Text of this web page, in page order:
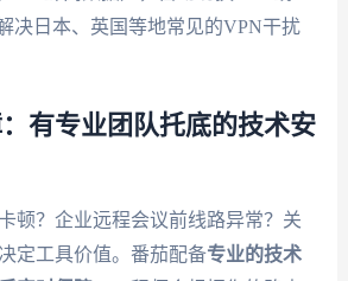
决日本、英国等地常见的VPN干扰
有专业团队托底的技术安
顿？企业远程会议前线路异常？关
定工具价值。番茄配备专业的技术